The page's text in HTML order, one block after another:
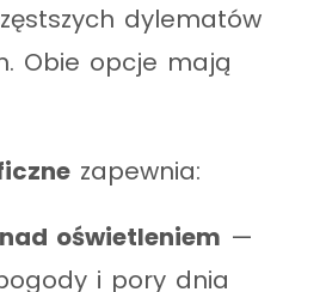
dylematów
Obie opcje mają
zapewnia:
oświetleniem —
i pory dnia